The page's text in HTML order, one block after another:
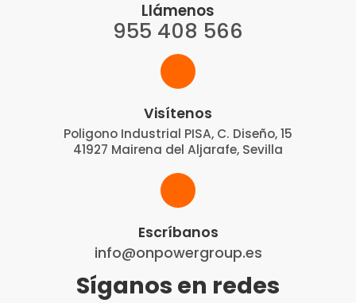
Llámenos
955 408 566
Visítenos
Poligono Industrial PISA, C. Diseño, 15
41927 Mairena del Aljarafe, Sevilla
Escríbanos
info@onpowergroup.es
Síganos en redes